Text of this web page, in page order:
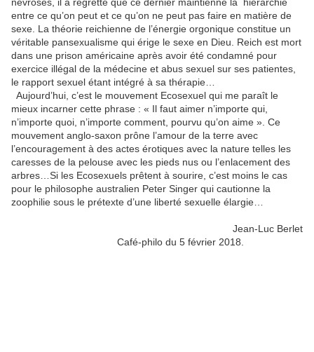
entre ce qu’on peut et ce qu’on ne peut pas faire en matière de
sexe. La théorie reichienne de l’énergie orgonique constitue un
véritable pansexualisme qui érige le sexe en Dieu. Reich est mort
dans une prison américaine après avoir été condamné pour
exercice illégal de la médecine et abus sexuel sur ses patientes,
le rapport sexuel étant intégré à sa thérapie…
Aujourd’hui, c’est le mouvement Ecosexuel qui me paraît le
mieux incarner cette phrase : « Il faut aimer n’importe qui,
n’importe quoi, n’importe comment, pourvu qu’on aime ». Ce
mouvement anglo-saxon prône l’amour de la terre avec
l’encouragement à des actes érotiques avec la nature telles les
caresses de la pelouse avec les pieds nus ou l’enlacement des
arbres…Si les Ecosexuels prêtent à sourire, c’est moins le cas
pour le philosophe australien Peter Singer qui cautionne la
zoophilie sous le prétexte d’une liberté sexuelle élargie…
Jean-Luc Berlet
Café-philo du 5 février 2018.